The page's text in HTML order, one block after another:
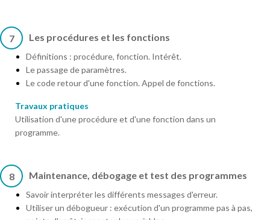
7 Les procédures et les fonctions
Définitions : procédure, fonction. Intérêt.
Le passage de paramètres.
Le code retour d'une fonction. Appel de fonctions.
Travaux pratiques
Utilisation d'une procédure et d'une fonction dans un
programme.
8 Maintenance, débogage et test des programmes
Savoir interpréter les différents messages d'erreur.
Utiliser un débogueur : exécution d'un programme pas à pas,